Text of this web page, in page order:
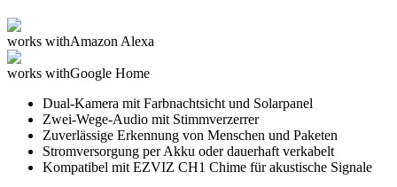
works withAmazon Alexa
works withGoogle Home
Dual-Kamera mit Farbnachtsicht und Solarpanel
Zwei-Wege-Audio mit Stimmverzerrer
Zuverlässige Erkennung von Menschen und Paketen
Stromversorgung per Akku oder dauerhaft verkabelt
Kompatibel mit EZVIZ CH1 Chime für akustische Signale